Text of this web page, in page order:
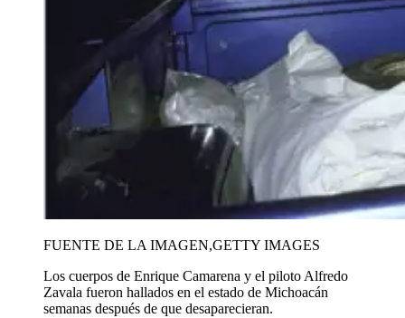
FUENTE DE LA IMAGEN,GETTY IMAGES
Los cuerpos de Enrique Camarena y el piloto Alfredo
Zavala fueron hallados en el estado de Michoacán
semanas después de que desaparecieran.